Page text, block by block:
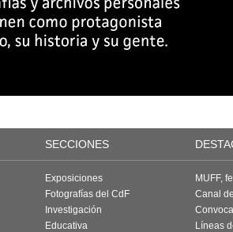
SECCIONES
Exposiciones
Fotografías del CdF
Investigación
Educativa
MUFF,
Canal
Líneas